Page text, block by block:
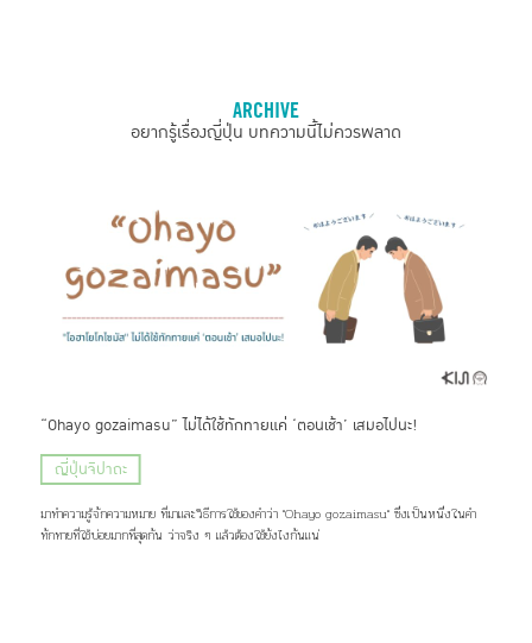
ARCHIVE
อยากรู้เรื่องญี่ปุ่น บทความนี้ไม่ควรพลาด
“Ohayo gozaimasu” ไม่ได้ใช้ทักทายแค่ ‘ตอนเช้า’ เสมอไปนะ!
ญี่ปุ่นจิปาถะ
มาทำความรู้จักความหมาย ที่มาและวิธีการใช้ของคำว่า "Ohayo gozaimasu" ซึ่งเป็นหนึ่งในคำ
ทักทายที่ใช้บ่อยมากที่สุดกัน ว่าจริง ๆ แล้วต้องใช้ยังไงกันแน่